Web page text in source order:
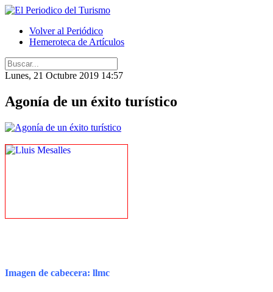
Volver al Periódico
Hemeroteca de Artículos
Lunes, 21 Octubre 2019 14:57
Agonía de un éxito turístico
Imagen de cabecera: llmc